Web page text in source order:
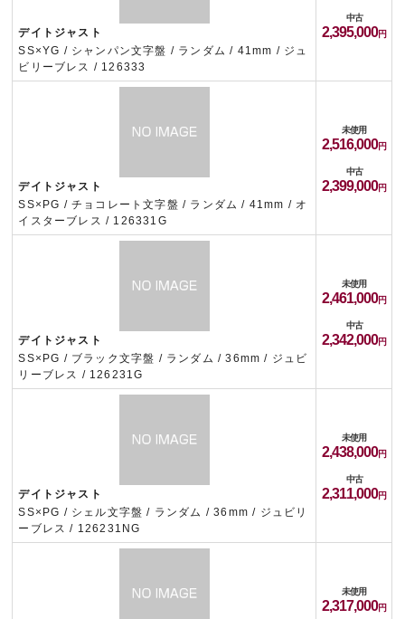
デイトジャスト
SS×YG / シャンパン文字盤 / ランダム / 41mm / ジュ
ビリーブレス / 126333
中古
2,395,000
デイトジャスト
SS×PG / チョコレート文字盤 / ランダム / 41mm / オ
イスターブレス / 126331G
未使用
2,516,000
中古
2,399,000
デイトジャスト
SS×PG / ブラック文字盤 / ランダム / 36mm / ジュビ
リーブレス / 126231G
未使用
2,461,000
中古
2,342,000
デイトジャスト
SS×PG / シェル文字盤 / ランダム / 36mm / ジュビリ
ーブレス / 126231NG
未使用
2,438,000
中古
2,311,000
未使用
2,317,000